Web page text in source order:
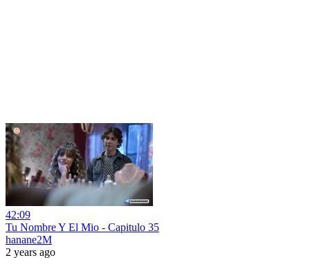
42:09
Tu Nombre Y El Mio - Capitulo 35
hanane2M
2 years ago